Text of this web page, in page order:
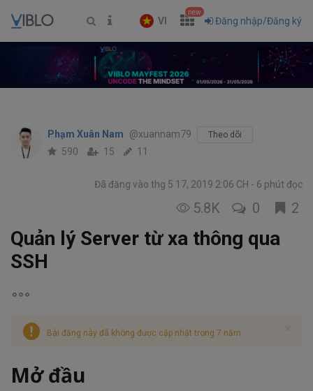
VI
new
Đăng nhập/Đăng ký
Phạm Xuân Nam @xuannam79 Theo dõi
590 15 11
Đã đăng vào thg 5 17, 2019 2:06 CH 6 phút đọc
5.8K 0 2
Quản lý Server từ xa thông qua
SSH
Bài đăng này đã không được cập nhật trong 7 năm
Mở đầu